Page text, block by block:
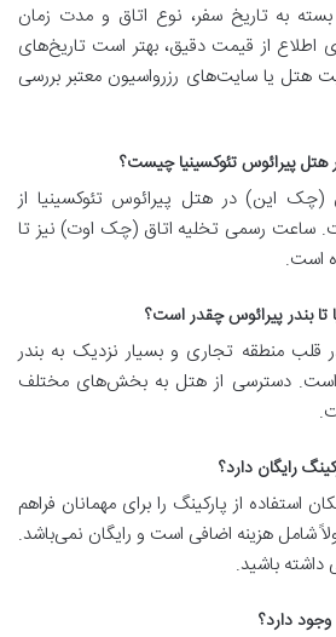
به تاریخ سفر، نوع اتاق و مدت زمان
اطلاع از قیمت دقیق، بهتر است تاریخ‌های
هتل یا سایت‌های رزرواسیون معتبر بررسی
پیرائوس تئوکسینیا چیست؟
این) در هتل پیرائوس تئوکسینیا از
ظهر است. ساعت رسمی تخلیه اتاق (چک اوت) نیز تا
تا بندر پیرائوس چقدر است؟
قلب منطقه تجاری و بسیار نزدیک به بندر
است. دسترسی از هتل به بخش‌های مختلف
رایگان دارد؟
استفاده از پارکینگ را برای مهمانان فراهم
شامل هزینه اضافی است و رایگان نمی‌باشد.
داشته باشید.
وجود دارد؟